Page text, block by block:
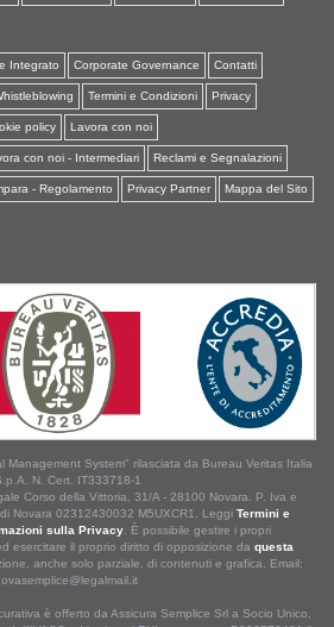
Integrato Corporate Governance Contatti
Termini e Condizioni Privacy
policy Lavora con noi
con noi - Intermediari Reclami e Segnalazioni
- Regolamento Privacy Partner Mappa del Sito
Management System" rilasciata da Bureau Veritas Italia
N. Cert. IT333718-1
Corso della Vittoria, 31/A - 28100 Novara. P. Iva e
Novara 02312430032 M5UXCR1. Leggi Termini e
sulla Privacy. È possibile gestire i propri
esercitare il proprio diritto di opposizione da questa
anche solo parziale, di contenuti e grafica. Email:
è offerto da Assicura Semplice Srl a Socio Unico,